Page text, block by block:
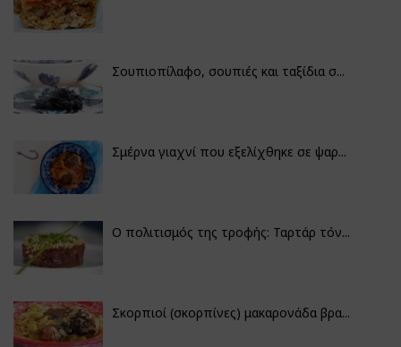
Σουπιοπίλαφο, σουπιές και ταξίδια σ...
Σμέρνα γιαχνί που εξελίχθηκε σε ψαρ...
Ο πολιτισμός της τροφής: Ταρτάρ τόν...
Σκορπιοί (σκορπίνες) μακαρονάδα βρα...